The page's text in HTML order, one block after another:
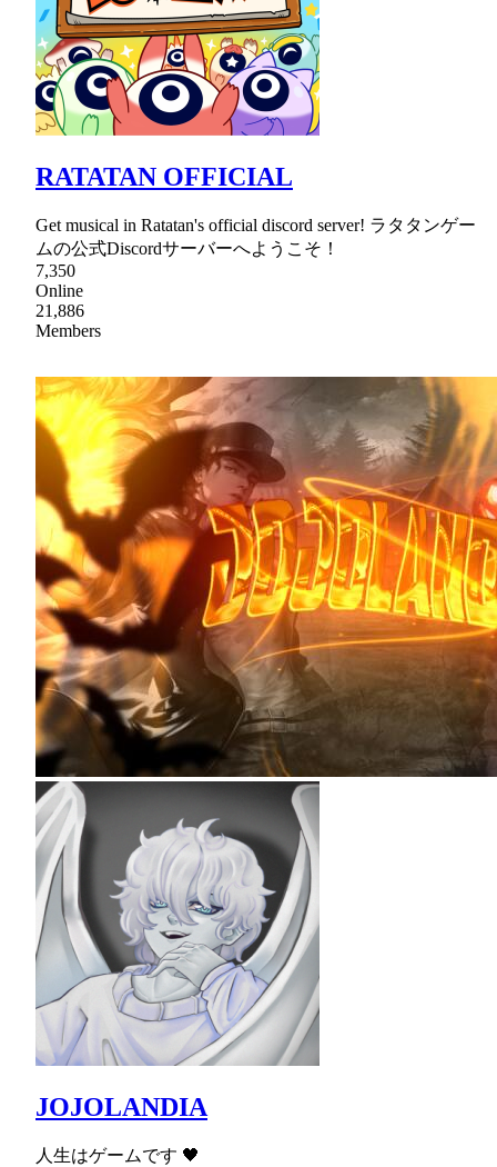
RATATAN OFFICIAL
Get musical in Ratatan's official discord server! ラタタンゲー
ムの公式Discordサーバーへようこそ！
7,350
Online
21,886
Members
JOJOLANDIA
人生はゲームです 🖤